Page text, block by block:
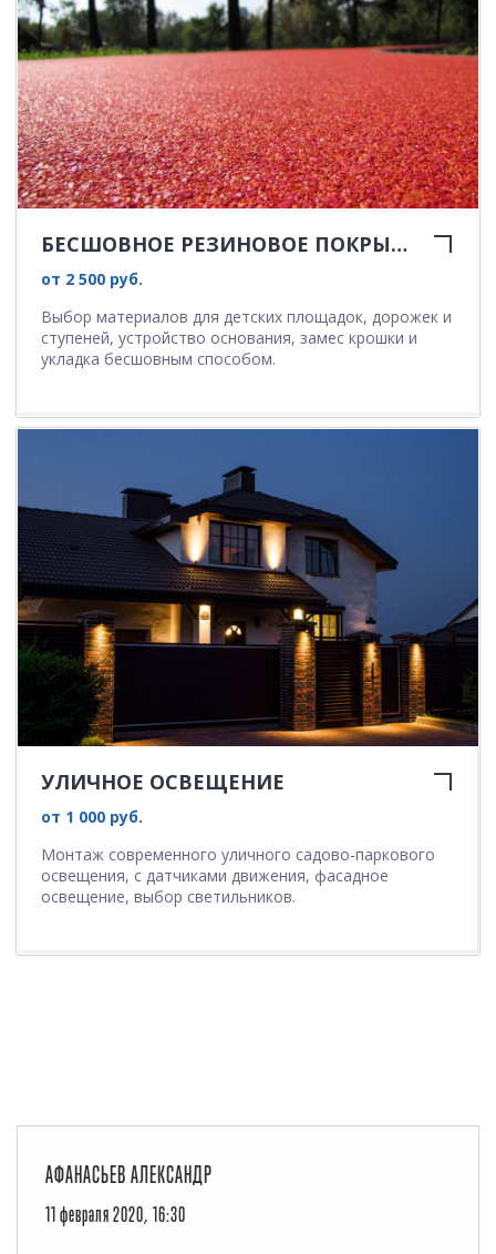
БЕСШОВНОЕ РЕЗИНОВОЕ ПОКРЫТИЕ
от 2 500 руб.
Выбор материалов для детских площадок, дорожек и
ступеней, устройство основания, замес крошки и
укладка бесшовным способом.
УЛИЧНОЕ ОСВЕЩЕНИЕ
от 1 000 руб.
Монтаж современного уличного садово-паркового
освещения, с датчиками движения, фасадное
освещение, выбор светильников.
АФАНАСЬЕВ АЛЕКСАНДР
11 февраля 2020, 16:30